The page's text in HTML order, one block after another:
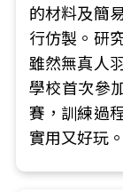
的材料及簡
行仿製。研
雖然無真人
學校首次參
賽，訓練過
實用又好玩。